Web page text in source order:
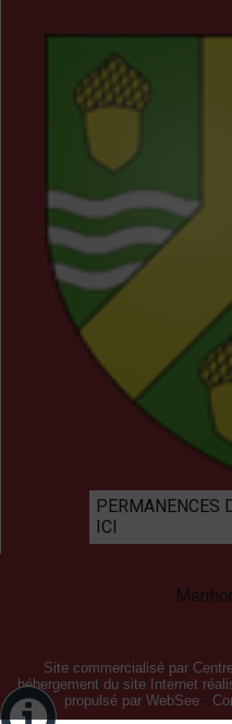
PERMANENCES
ICI
Site commercialisé par
hébergement du site Internet
propulsé par WebSee -